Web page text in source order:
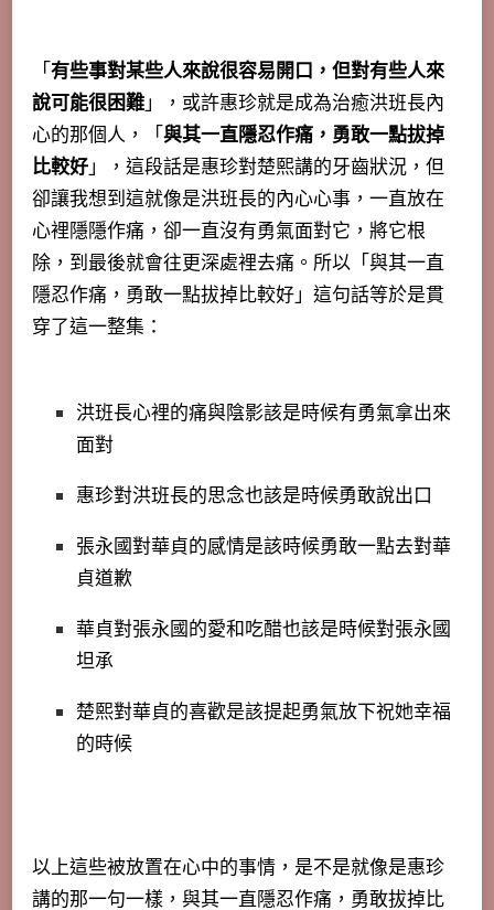
「有些事對某些人來說很容易開口，但對有些人來
說可能很困難」，或許惠珍就是成為治癒洪班長內
心的那個人，「與其一直隱忍作痛，勇敢一點拔掉
比較好」，這段話是惠珍對楚熙講的牙齒狀況，但
卻讓我想到這就像是洪班長的內心心事，一直放在
心裡隱隱作痛，卻一直沒有勇氣面對它，將它根
除，到最後就會往更深處裡去痛。所以「與其一直
隱忍作痛，勇敢一點拔掉比較好」這句話等於是貫
穿了這一整集：
洪班長心裡的痛與陰影該是時候有勇氣拿出來
面對
惠珍對洪班長的思念也該是時候勇敢說出口
張永國對華貞的感情是該時候勇敢一點去對華
貞道歉
華貞對張永國的愛和吃醋也該是時候對張永國
坦承
楚熙對華貞的喜歡是該提起勇氣放下祝她幸福
的時候
以上這些被放置在心中的事情，是不是就像是惠珍
講的那一句一樣，與其一直隱忍作痛，勇敢拔掉比